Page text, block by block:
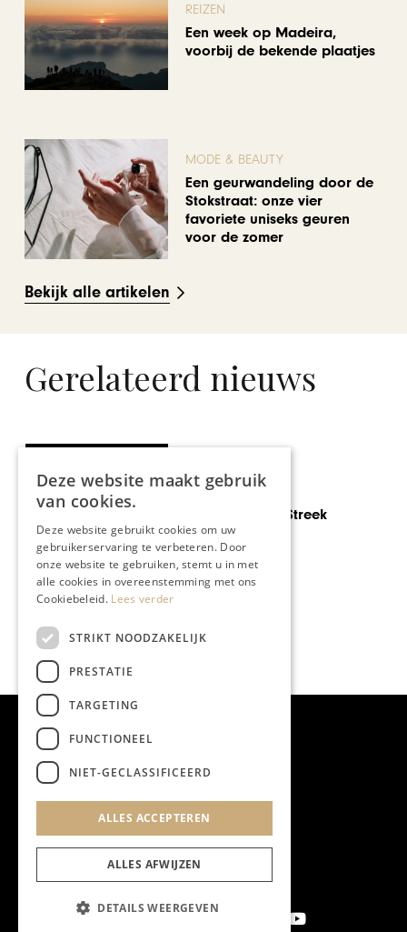
REIZEN
Een week op Madeira,
voorbij de bekende plaatjes
MODE & BEAUTY
Een geurwandeling door de
Stokstraat: onze vier
favoriete uniseks geuren
voor de zomer
Bekijk alle artikelen
Gerelateerd nieuws
GASTRONOMIE
Brasserie Mijn Streek
Deze website maakt gebruik
van cookies.
Deze website gebruikt cookies om uw
gebruikerservaring te verbeteren. Door
onze website te gebruiken, stemt u in met
alle cookies in overeenstemming met ons
Cookiebeleid. Lees verder
STRIKT NOODZAKELIJK
PRESTATIE
TARGETING
FUNCTIONEEL
NIET-GECLASSIFICEERD
ALLES ACCEPTEREN
ALLES AFWIJZEN
DETAILS WEERGEVEN